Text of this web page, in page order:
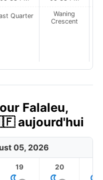
Quarter
Waning
Crescent
Falaleu,
aujourd'hui
05, 2026
19 20